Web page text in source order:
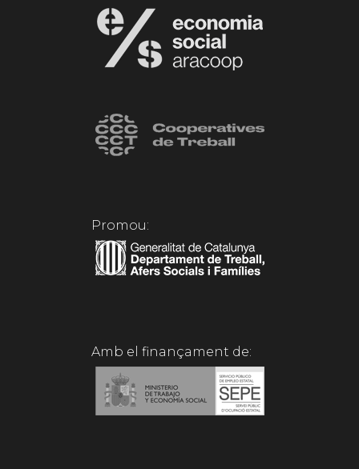
Promou:
Amb el finançament de: